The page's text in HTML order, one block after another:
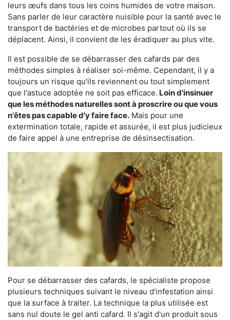
leurs œufs dans tous les coins humides de votre maison.
Sans parler de leur caractère nuisible pour la santé avec le
transport de bactéries et de microbes partout où ils se
déplacent. Ainsi, il convient de les éradiquer au plus vite.
Il est possible de se débarrasser des cafards par des
méthodes simples à réaliser soi-même. Cependant, il y a
toujours un risque qu'ils reviennent ou tout simplement
que l'astuce adoptée ne soit pas efficace. Loin d'insinuer
que les méthodes naturelles sont à proscrire ou que vous
n'êtes pas capable d'y faire face. Mais pour une
extermination totale, rapide et assurée, il est plus judicieux
de faire appel à une entreprise de désinsectisation.
Pour se débarrasser des cafards, le spécialiste propose
plusieurs techniques suivant le niveau d'infestation ainsi
que la surface à traiter. La technique la plus utilisée est
sans nul doute le gel anti cafard. Il s'agit d'un produit sous